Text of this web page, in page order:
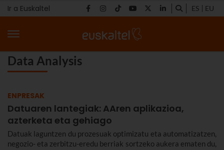
Ir a Euskaltel ES EU
Data Analysis
ENPRESAK
Datuaren lantegiak: AAren aplikazioa,
azterketa eta gehiago
Datuak laguntzen du prozesuak optimizatu eta automatizatzen,
negozio- eta zerbitzu-eredu berriak sortzeko aukera ematen du,